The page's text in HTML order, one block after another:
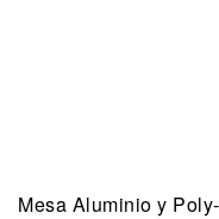
Mesa Aluminio y